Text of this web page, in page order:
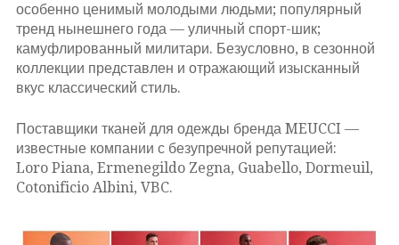
особенно ценимый молодыми людьми; популярный
тренд нынешнего года — уличный спорт-шик;
камуфлированный милитари. Безусловно, в сезонной
коллекции представлен и отражающий изысканный
вкус классический стиль.
Поставщики тканей для одежды бренда MEUCCI —
известные компании с безупречной репутацией:
Loro Piana, Ermenegildo Zegna, Guabello, Dormeuil,
Cotonificio Albini, VBC.